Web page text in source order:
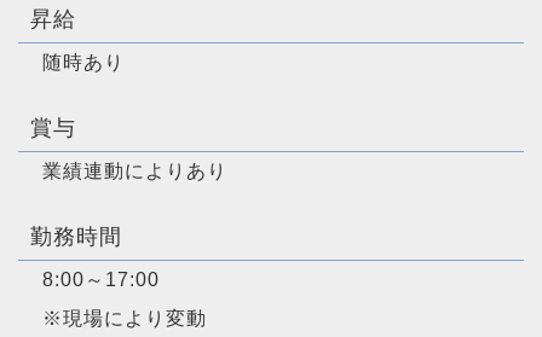
昇給
随時あり
賞与
業績連動によりあり
勤務時間
8:00～17:00
※現場により変動